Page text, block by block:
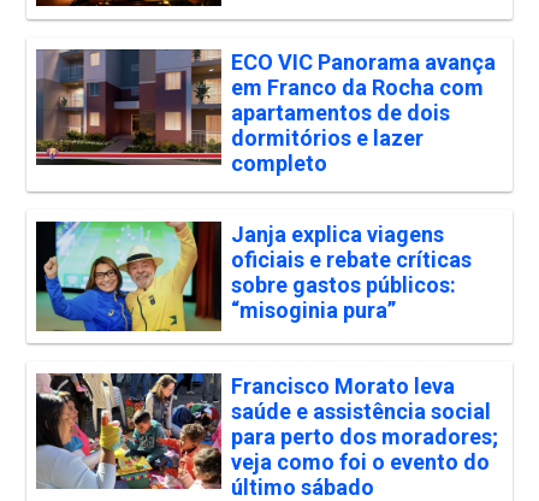
ECO VIC Panorama avança
em Franco da Rocha com
apartamentos de dois
dormitórios e lazer
completo
Janja explica viagens
oficiais e rebate críticas
sobre gastos públicos:
“misoginia pura”
Francisco Morato leva
saúde e assistência social
para perto dos moradores;
veja como foi o evento do
último sábado